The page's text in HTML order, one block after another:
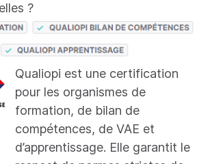
?
Qualiopi est une certification
pour les organismes de
formation, de bilan de
compétences, de VAE et
d’apprentissage. Elle garantit le